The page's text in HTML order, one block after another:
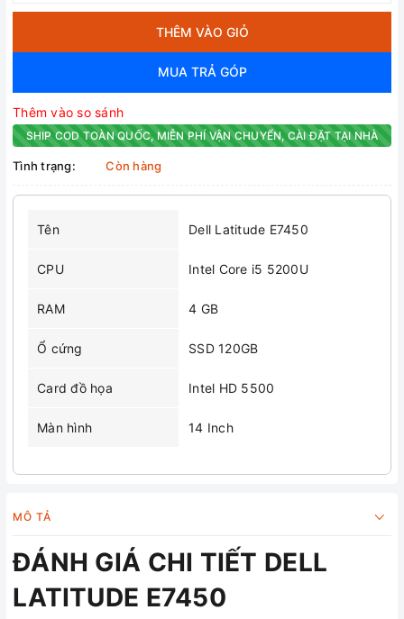
THÊM VÀO GIỎ
MUA TRẢ GÓP
Thêm vào so sánh
SHIP COD TOÀN QUỐC, MIỄN PHÍ VẬN CHUYỂN, CÀI ĐẶT TẠI NHÀ
Tình trạng: Còn hàng
Tên Dell Latitude E7450
CPU Intel Core i5 5200U
RAM 4 GB
Ổ cứng SSD 120GB
Card đồ họa Intel HD 5500
Màn hình 14 Inch
MÔ TẢ
ĐÁNH GIÁ CHI TIẾT DELL
LATITUDE E7450